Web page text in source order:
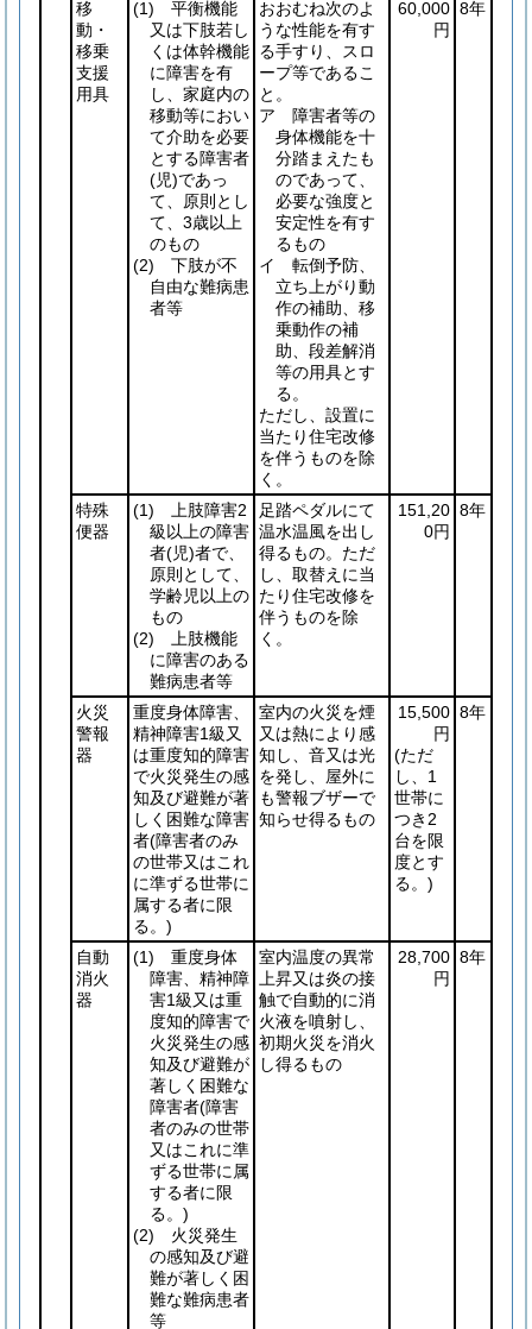
移
動・
移乗
支援
用具
(1) 平衡機能
又は下肢若し
くは体幹機能
に障害を有
し、家庭内の
移動等におい
て介助を必要
とする障害者
(児)であっ
て、原則とし
て、3歳以上
のもの
(2) 下肢が不
自由な難病患
者等
おおむね次のよ
うな性能を有す
る手すり、スロ
ープ等であるこ
と。
ア 障害者等の
身体機能を十
分踏まえたも
のであって、
必要な強度と
安定性を有す
るもの
イ 転倒予防、
立ち上がり動
作の補助、移
乗動作の補
助、段差解消
等の用具とす
る。
ただし、設置に
当たり住宅改修
を伴うものを除
く。
60,000
円
8年
特殊
便器
(1) 上肢障害2
級以上の障害
者(児)者で、
原則として、
学齢児以上の
もの
(2) 上肢機能
に障害のある
難病患者等
足踏ペダルにて
温水温風を出し
得るもの。ただ
し、取替えに当
たり住宅改修を
伴うものを除
く。
151,20
0円
8年
火災
警報
器
重度身体障害、
精神障害1級又
は重度知的障害
で火災発生の感
知及び避難が著
しく困難な障害
者(障害者のみ
の世帯又はこれ
に準ずる世帯に
属する者に限
る。)
室内の火災を煙
又は熱により感
知し、音又は光
を発し、屋外に
も警報ブザーで
知らせ得るもの
15,500
円
(ただ
し、1
世帯に
つき2
台を限
度とす
る。)
8年
自動
消火
器
(1) 重度身体
障害、精神障
害1級又は重
度知的障害で
火災発生の感
知及び避難が
著しく困難な
障害者(障害
者のみの世帯
又はこれに準
ずる世帯に属
する者に限
る。)
(2) 火災発生
の感知及び避
難が著しく困
難な難病患者
等
室内温度の異常
上昇又は炎の接
触で自動的に消
火液を噴射し、
初期火災を消火
し得るもの
28,700
円
8年